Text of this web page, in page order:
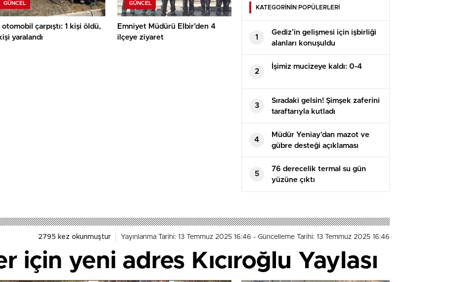
GÜNCEL
otomobil çarpıştı: 1 kişi öldü,
yaralandı
GÜNCEL
Emniyet Müdürü Elbir’den 4
ilçeye ziyaret
KATEGORİNİN POPÜLERLERİ
1
Gediz’in gelişmesi için işbirliği
alanları konuşuldu
2
İşimiz mucizeye kaldı: 0-4
3
Sıradaki gelsin! Şimşek zaferini
taraftarıyla kutladı
4
Müdür Yeniay’dan mazot ve
gübre desteği açıklaması
5
76 derecelik termal su gün
yüzüne çıktı
2795 kez okunmuştur Yayınlanma Tarihi: 13 Temmuz 2025 16:46 - Güncelleme Tarihi: 13 Temmuz 2025 16:46
için yeni adres Kıcıroğlu Yaylası